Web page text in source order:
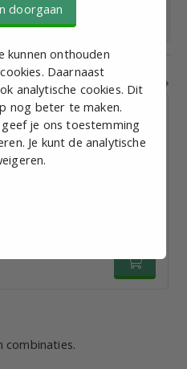
combinaties.
doorgaan
kunnen onthouden
Daarnaast
analytische cookies. Dit
nog beter te maken.
je ons toestemming
Je kunt de analytische